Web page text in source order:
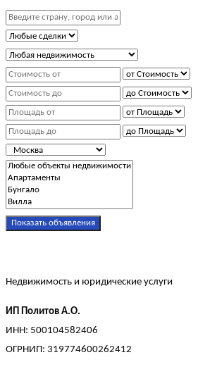
Показать объявления
Недвижимость и юридические услуги
ИП Политов А.О.
ИНН: 500104582406
ОГРНИП: 319774600262412